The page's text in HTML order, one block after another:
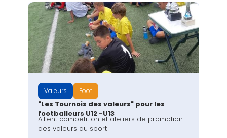
Valeurs Foot
"Les Tournois des valeurs" pour les
footballeurs U12 -U13
Allient compétition et ateliers de promotion
des valeurs du sport